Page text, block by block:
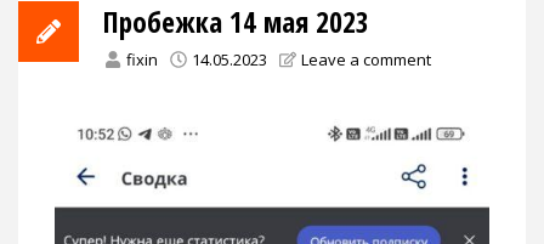
Пробежка 14 мая 2023
fixin 14.05.2023 Leave a comment